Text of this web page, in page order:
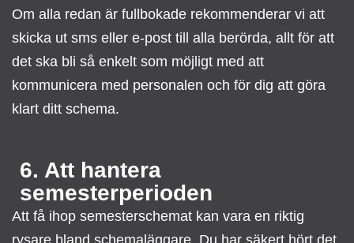
Om alla redan är fullbokade rekommenderar vi att
skicka ut sms eller e-post till alla berörda, allt för att
det ska bli så enkelt som möjligt med att
kommunicera med personalen och för dig att göra
klart ditt schema.
6. Att hantera
semesterperioden
Att få ihop semesterschemat kan vara en riktig